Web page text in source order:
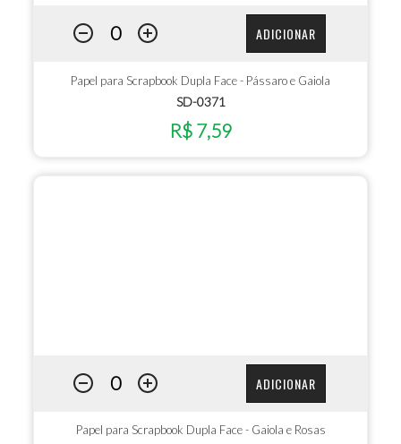
ADICIONAR
Papel para Scrapbook Dupla Face - Pássaro e Gaiola
SD-0371
R$ 7,59
ADICIONAR
Papel para Scrapbook Dupla Face - Gaiola e Rosas